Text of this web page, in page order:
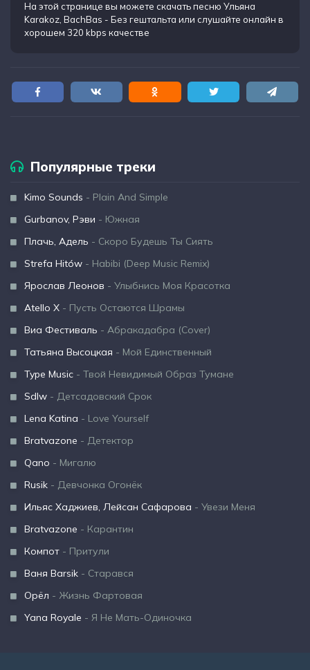
На этой странице вы можете скачать песню Ульяна
Karakoz, BachBas - Без гештальта или слушайте онлайн в
хорошем 320 kbps качестве
Популярные треки
Kimo Sounds - Plain And Simple
Gurbanov, Рэви - Южная
Плачь, Адель - Скоро Будешь Ты Сиять
Strefa Hitów - Habibi (Deep Music Remix)
Ярослав Леонов - Улыбнись Моя Красотка
Atello X - Пусть Остаются Шрамы
Виа Фестиваль - Абракадабра (Cover)
Татьяна Высоцкая - Мой Единственный
Type Music - Твой Невидимый Образ Тумане
Sdlw - Детсадовский Срок
Lena Katina - Love Yourself
Bratvazone - Детектор
Qano - Мигалю
Rusik - Девчонка Огонёк
Ильяс Хаджиев, Лейсан Сафарова - Увези Меня
Bratvazone - Карантин
Компот - Притули
Ваня Barsik - Старався
Орёл - Жизнь Фартовая
Yana Royale - Я Не Мать-Одиночка